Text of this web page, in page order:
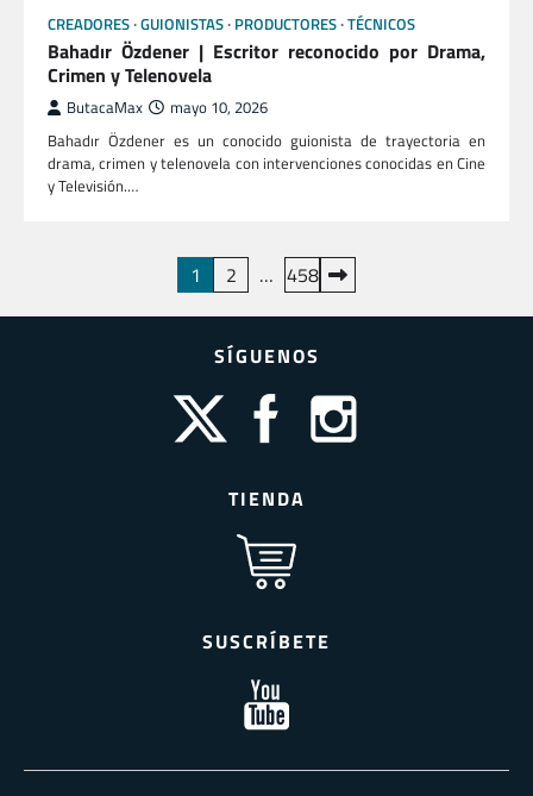
CREADORES GUIONISTAS PRODUCTORES TÉCNICOS
Bahadır Özdener | Escritor reconocido por Drama,
Crimen y Telenovela
ButacaMax mayo 10, 2026
Bahadır Özdener es un conocido guionista de trayectoria en
drama, crimen y telenovela con intervenciones conocidas en Cine
y Televisión.…
de
1 2 … 458
SÍGUENOS
TIENDA
SUSCRÍBETE